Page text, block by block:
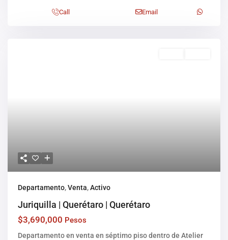
Call Email
Departamento,Venta,Activo
Juriquilla | Querétaro | Querétaro
$3,690,000 Pesos
Departamento en venta en séptimo piso dentro de Atelier